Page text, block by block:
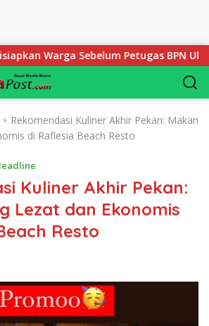
Sebelum Petugas BPN Ukur Tanah
Rekomendasi Kuliner Akhir Pekan: Makan
di Raflesia Beach Resto
Kuliner Akhir Pekan:
Lezat dan Ekonomis
Resto